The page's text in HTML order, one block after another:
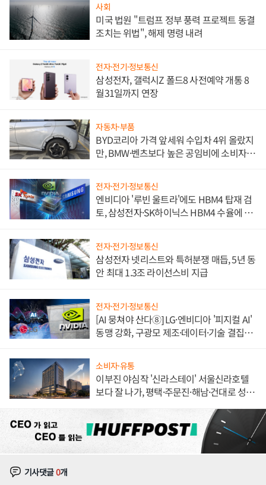
사회
미국 법원 "트럼프 정부 풍력 프로젝트 동결
조치는 위법", 해제 명령 내려
전자·전기·정보통신
삼성전자, 갤럭시Z 폴드8 사전예약 개통 8
월31일까지 연장
자동차·부품
BYD코리아 가격 앞세워 수입차 4위 올랐지
만, BMW·벤츠보다 높은 공임비에 소비자
전자·전기·정보통신
엔비디아 '루빈 울트라'에도 HBM4 탑재 검
토, 삼성전자·SK하이닉스 HBM4 수율에 주
전자·전기·정보통신
삼성전자 넷리스트와 특허분쟁 매듭, 5년 동
안 최대 1.3조 라이선스비 지급
전자·전기·정보통신
[AI 뭉쳐야 산다⑧] LG·엔비디아 '피지컬 AI'
동맹 강화, 구광모 제조·데이터·기술 결집
소비자·유통
이부진 야심작 '신라스테이' 서울신라호텔
보다 잘 나가, 평택·주문진·해남·건대로 성
기사댓글0개